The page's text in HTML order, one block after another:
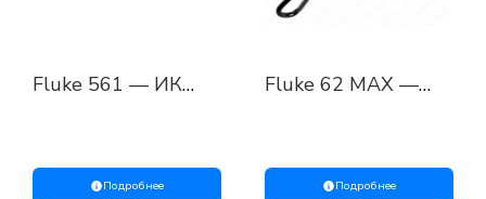
Fluke 561 — ИК
Подробнее
Fluke 62 MAX —
Подробнее